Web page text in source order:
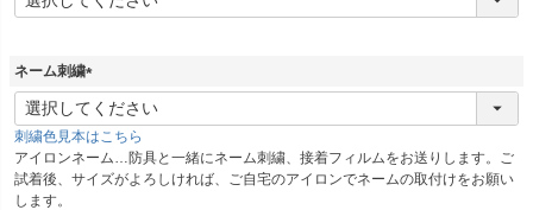
必
ネーム刺繍
(
必
須
)
刺繍色見本はこちら
アイロンネーム…防具と一緒にネーム刺繍、接着フィルムをお送りします。ご
試着後、サイズがよろしければ、ご自宅のアイロンでネームの取付けをお願い
します。